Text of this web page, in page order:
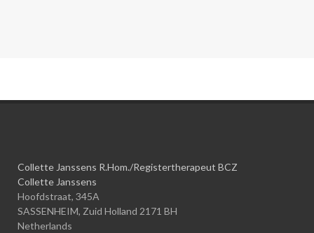
Collette Janssens R.Hom./Registertherapeut BCZ
Collette Janssens
Hoofdstraat, 345A
SASSENHEIM, Zuid Holland 2171 BH
Netherlands